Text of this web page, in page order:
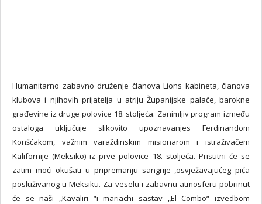
Humanitarno zabavno druženje članova Lions kabineta, članova
klubova i njihovih prijatelja u atriju Županijske palače, barokne
građevine iz druge polovice 18. stoljeća. Zanimljiv program između
ostaloga uključuje slikovito upoznavanjes Ferdinandom
Konšćakom, važnim varaždinskim misionarom i istraživačem
Kalifornije (Meksiko) iz prve polovice 18. stoljeća. Prisutni će se
zatim moći okušati u pripremanju sangrije ,osvježavajućeg pića
posluživanog u Meksiku. Za veselu i zabavnu atmosferu pobrinut
će se naši „Kavaliri “i mariachi sastav „El Combo“ izvedbom